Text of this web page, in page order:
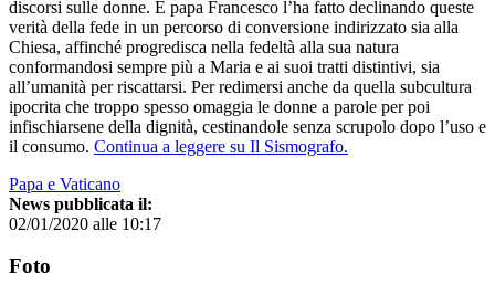
discorsi sulle donne. E papa Francesco l’ha fatto declinando queste
verità della fede in un percorso di conversione indirizzato sia alla
Chiesa, affinché progredisca nella fedeltà alla sua natura
conformandosi sempre più a Maria e ai suoi tratti distintivi, sia
all’umanità per riscattarsi. Per redimersi anche da quella subcultura
ipocrita che troppo spesso omaggia le donne a parole per poi
infischiarsene della dignità, cestinandole senza scrupolo dopo l’uso e
il consumo. Continua a leggere su Il Sismografo.
Papa e Vaticano
News pubblicata il:
02/01/2020 alle 10:17
Foto